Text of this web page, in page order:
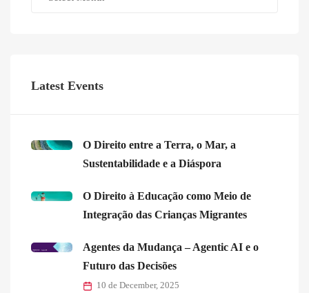
Latest Events
O Direito entre a Terra, o Mar, a
Sustentabilidade e a Diáspora
O Direito à Educação como Meio de
Integração das Crianças Migrantes
Agentes da Mudança – Agentic AI e o
Futuro das Decisões
10 de December, 2025